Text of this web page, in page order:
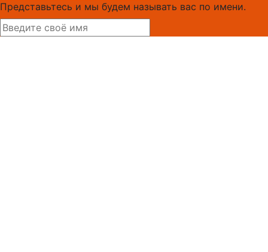
Представьтесь и мы будем называть вас по имени.